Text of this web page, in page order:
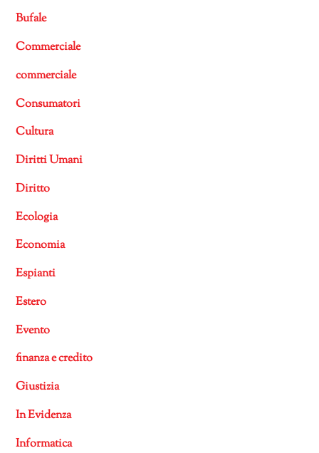
Bufale
Commerciale
commerciale
Consumatori
Cultura
Diritti Umani
Diritto
Ecologia
Economia
Espianti
Estero
Evento
finanza e credito
Giustizia
In Evidenza
Informatica